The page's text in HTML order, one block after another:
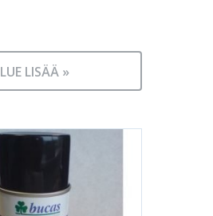
LUE LISÄÄ »